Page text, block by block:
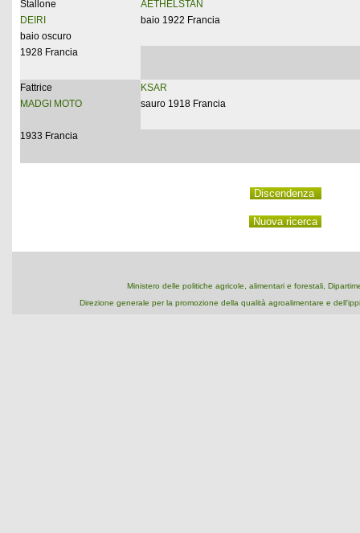
Stallone
DEIRI
baio oscuro
1928 Francia
AETHELSTAN
baio 1922 Francia
Fattrice
MADGI MOTO
1933 Francia
KSAR
sauro 1918 Francia
Ministero delle politiche agricole, alimentari e forestali,
Direzione generale per la promozione della qualità agroalimentare e